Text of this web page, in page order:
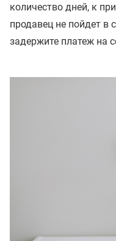
количество дней, к
продавец не пойдет в
задержите платеж на